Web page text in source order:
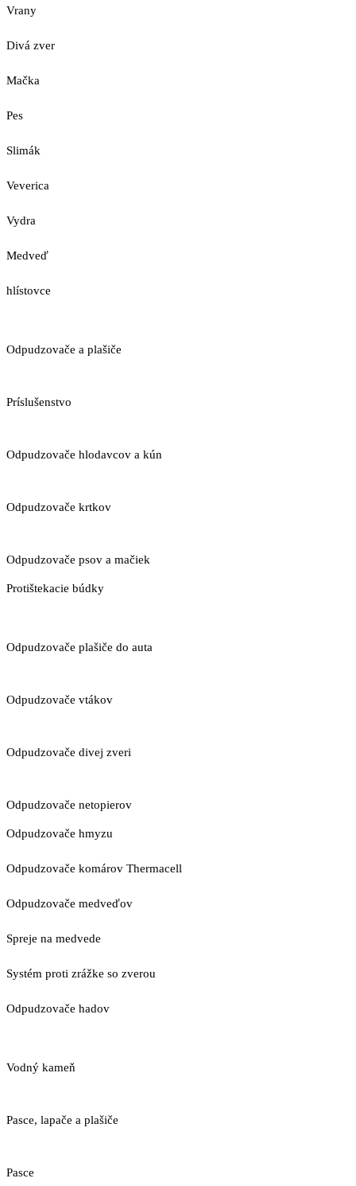
Vrany
Divá zver
Mačka
Pes
Slimák
Veverica
Vydra
Medveď
hlístovce
Odpudzovače a plašiče
Príslušenstvo
Odpudzovače hlodavcov a kún
Odpudzovače krtkov
Odpudzovače psov a mačiek
Protištekacie búdky
Odpudzovače plašiče do auta
Odpudzovače vtákov
Odpudzovače divej zveri
Odpudzovače netopierov
Odpudzovače hmyzu
Odpudzovače komárov Thermacell
Odpudzovače medveďov
Spreje na medvede
Systém proti zrážke so zverou
Odpudzovače hadov
Vodný kameň
Pasce, lapače a plašiče
Pasce